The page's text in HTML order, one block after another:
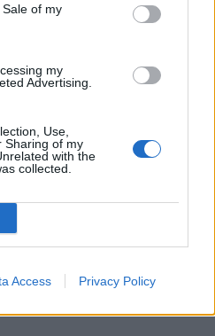
of my
my
Advertising.
Use,
Sharing of my
with the
collected.
Access Privacy Policy